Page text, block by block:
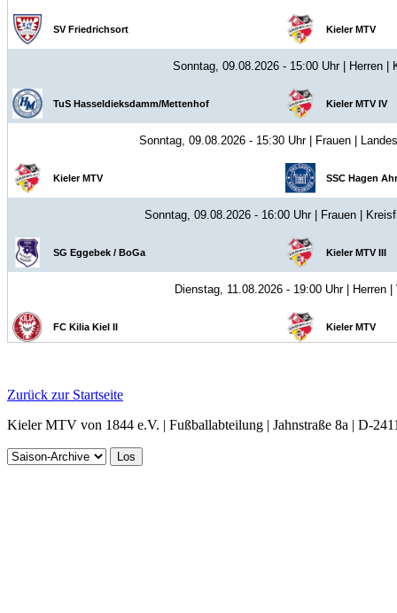
Zurück zur Startseite
Kieler MTV von 1844 e.V. | Fußballabteilung | Jahnstraße 8a | D-